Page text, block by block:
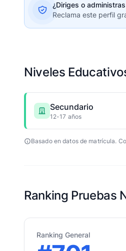
¿Diriges o
Reclama este perfil
Niveles
Secundario
12-17 años
Basado en datos de matrícula.
Ranking Pruebas
Ranking General